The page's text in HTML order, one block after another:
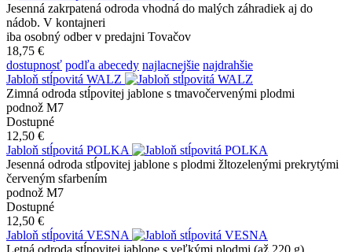
Jesenná zakrpatená odroda vhodná do malých záhradiek aj do
nádob. V kontajneri
iba osobný odber v predajni Tovačov
18,75 €
dostupnosť podľa abecedy najlacnejšie najdrahšie
Jabloň stĺpovitá WALZ
Zimná odroda stĺpovitej jablone s tmavočervenými plodmi
podnož M7
Dostupné
12,50 €
Jabloň stĺpovitá POLKA
Jesenná odroda stĺpovitej jablone s plodmi žltozelenými prekrytými
červeným sfarbením
podnož M7
Dostupné
12,50 €
Jabloň stĺpovitá VESNA
Letná odroda stĺpovitej jablone s veľkými plodmi (až 220 g)